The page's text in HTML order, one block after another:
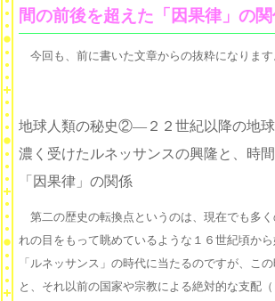
間の前後を超えた「因果律」の
今回も、前に書いた文章からの抜粋になります
地球人類の秘史②―２２世紀以降の地
濃く受けたルネッサンスの興隆と、時
「因果律」の関係
第二の歴史の転換点というのは、現在でも多
れの目をもって眺めているような１６世紀頃から
「ルネッサンス」の時代に当たるのですが、こ
と、それ以前の国家や宗教による絶対的な支配